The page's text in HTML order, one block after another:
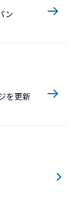
ン
を更新